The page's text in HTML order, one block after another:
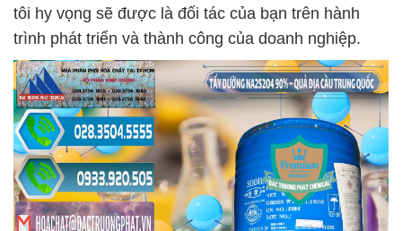
tôi hy vọng sẽ được là đối tác của bạn trên hành
trình phát triển và thành công của doanh nghiệp.